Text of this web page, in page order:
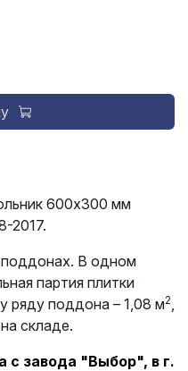
600х300 мм
2017.
поддонах. В одном
партия плитки
ряду поддона – 1,08 м2
складе.
с завода "Выбор", в г.